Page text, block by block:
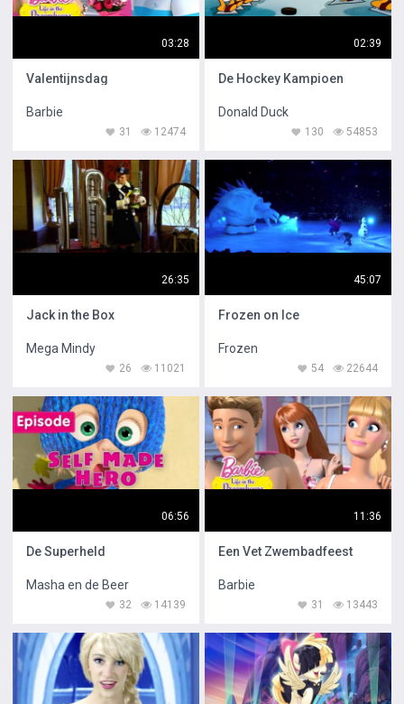
03:28
Valentijnsdag
Barbie
12474
31
02:39
De Hockey Kampioen
Donald Duck
54853
130
26:35
Jack in the Box
Mega Mindy
11021
26
45:07
Frozen on Ice
Frozen
22644
54
06:56
De Superheld
Masha en de Beer
14139
32
11:36
Een Vet Zwembadfeest
Barbie
13443
31